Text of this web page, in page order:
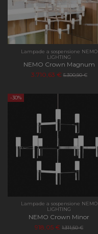
Lampade a sospensione NEMO
LIGHTING
NEMO Crown Magnum
3.710,63 € 5.300,90 €
-30%
Lampade a sospensione NEMO
LIGHTING
NEMO Crown Minor
918,05 € 1.311,50 €